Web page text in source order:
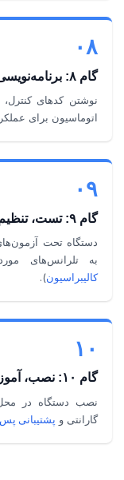
۰۸
گام ۸: برنامه‌نویسی و اتوماسیون
نوشتن کدهای
اتوماسیون برای
۰۹
گام ۹: تست، تنظیم و کالیبراسیون نهایی
دستگاه تحت
به تلرانس‌های
کالیبراسیون).
۱۰
گام ۱۰: نصب، آموزش و پشتیبانی مداوم
نصب دستگاه در
گارانتی و پشتیبانی